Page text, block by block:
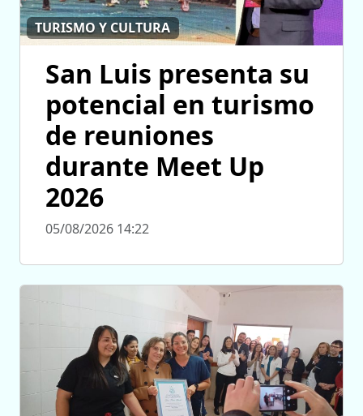
TURISMO Y CULTURA
San Luis presenta su
potencial en turismo
de reuniones
durante Meet Up
2026
05/08/2026 14:22